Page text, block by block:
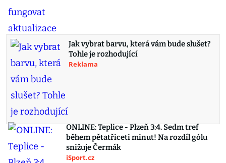
Jak vybrat barvu, která vám bude slušet?
Tohle je rozhodující
Reklama
ONLINE: Teplice - Plzeň 3:4. Sedm tref
během pětatřiceti minut! Na rozdíl gólu
snižuje Čermák
iSport.cz